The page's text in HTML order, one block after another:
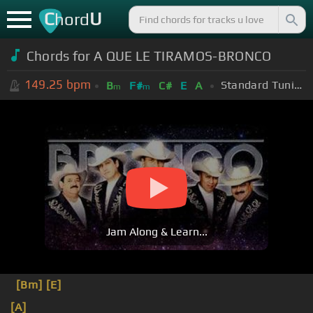
ChordU
Chords for A QUE LE TIRAMOS-BRONCO
149.25 bpm Bm F#m C# E A Standard Tuning (EADGBE)
Jam Along & Learn...
[Bm] [E]
[A]